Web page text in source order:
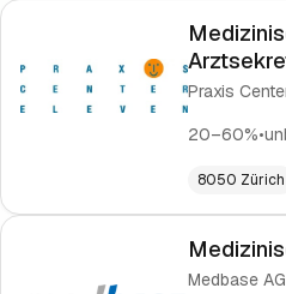
Praxis
20–60%•
8050 Zürich
Medbase AG